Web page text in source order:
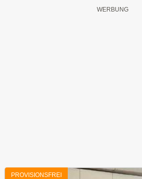
PROVISIONSFREI